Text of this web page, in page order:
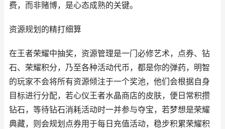
费，而非赌博，是心态成熟的关键。
资源规划的精打细算
在王者荣耀中抽奖，资源管理是一门必修艺术，点券、钻
石、荣耀积分，乃至各种活动代币，都是你的弹药，明智
的玩家不会将所有资源倾注于一个奖池，他们会根据自身
目标进行分配，若心仪王者水晶商店的皮肤，便日常积攒
钻石，等待钻石消耗活动时一并参与夺宝，若梦想是荣耀
典藏，则会规划点券用于每日充值活动，稳步积累荣耀积